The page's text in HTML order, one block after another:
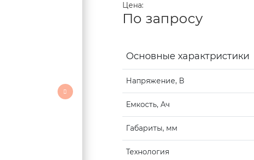
Цена:
По запросу
Основные характристики
Напряжение, В
Емкость, Ач
Габариты, мм
Технология